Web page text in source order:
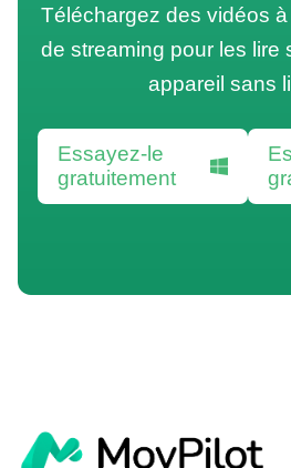
Téléchargez des vidéos
de streaming pour les lire
appareil sans
Essayez-le
gratuitement